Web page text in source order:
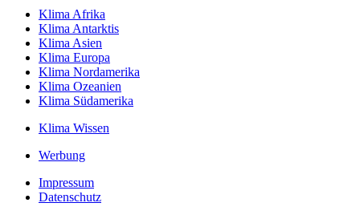
Klima Afrika
Klima Antarktis
Klima Asien
Klima Europa
Klima Nordamerika
Klima Ozeanien
Klima Südamerika
Klima Wissen
Werbung
Impressum
Datenschutz